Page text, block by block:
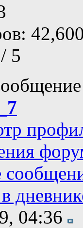
5
04:36